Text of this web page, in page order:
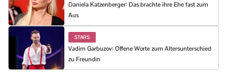
Daniela Katzenberger: Das brachte ihre Ehe fast zum
Aus
STARS
Vadim Garbuzov: Offene Worte zum Altersunterschied
zu Freundin